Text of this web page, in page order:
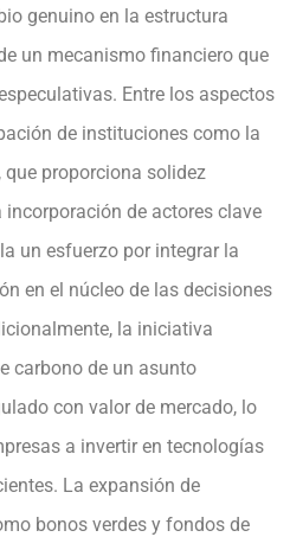
genuino en la estructura
un mecanismo financiero que
Entre los aspectos
de instituciones como la
proporciona solidez
de actores clave
un esfuerzo por integrar la
en el núcleo de las decisiones
la iniciativa
carbono de un asunto
con valor de mercado, lo
a invertir en tecnologías
La expansión de
bonos verdes y fondos de